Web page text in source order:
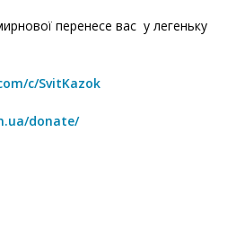
перенесе вас у легеньку
c/SvitKazok
donate/